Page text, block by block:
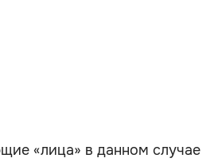
«лица» в данном случае